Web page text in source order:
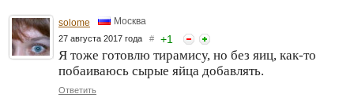
solome Москва
27 августа 2017 года # +1
Я тоже готовлю тирамису, но без яиц, как-то
побаиваюсь сырые яйца добавлять.
Ответить